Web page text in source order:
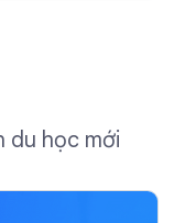
du học mới